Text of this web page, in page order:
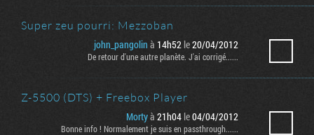
Super zeu pourri: Mezzoban
john_pangolin à 14h52 le20/04/2012
De retour d'une autre planète. J'ai corrigé......
Z-5500 (DTS) + Freebox Player
Mortyà21h04 le04/04/2012
Bonne info ! Normalement je suis en passthrough......